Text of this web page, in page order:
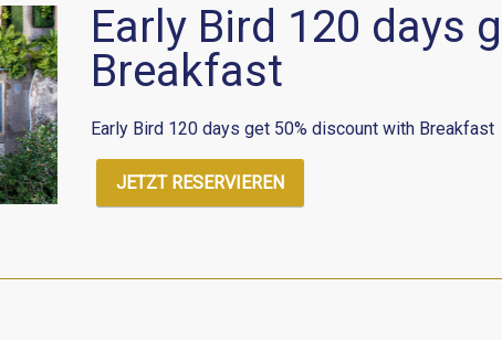
Early Bird 120 days
Breakfast
Early Bird 120 days get 50% discount with Breakfast
JETZT RESERVIEREN